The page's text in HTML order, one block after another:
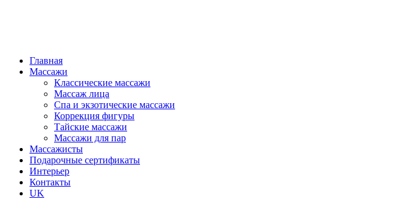
Главная
Массажи
Классические массажи
Массаж лица
Спа и экзотические массажи
Коррекция фигуры
Тайские массажи
Массажи для пар
Массажисты
Подарочные сертификаты
Интерьер
Контакты
UK